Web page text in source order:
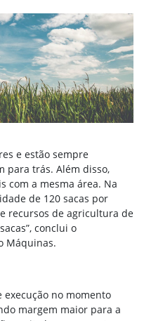
e estão sempre
para trás. Além disso,
com a mesma área. Na
de 120 sacas por
recursos de agricultura de
conclui o
Máquinas.
no momento
margem maior para a